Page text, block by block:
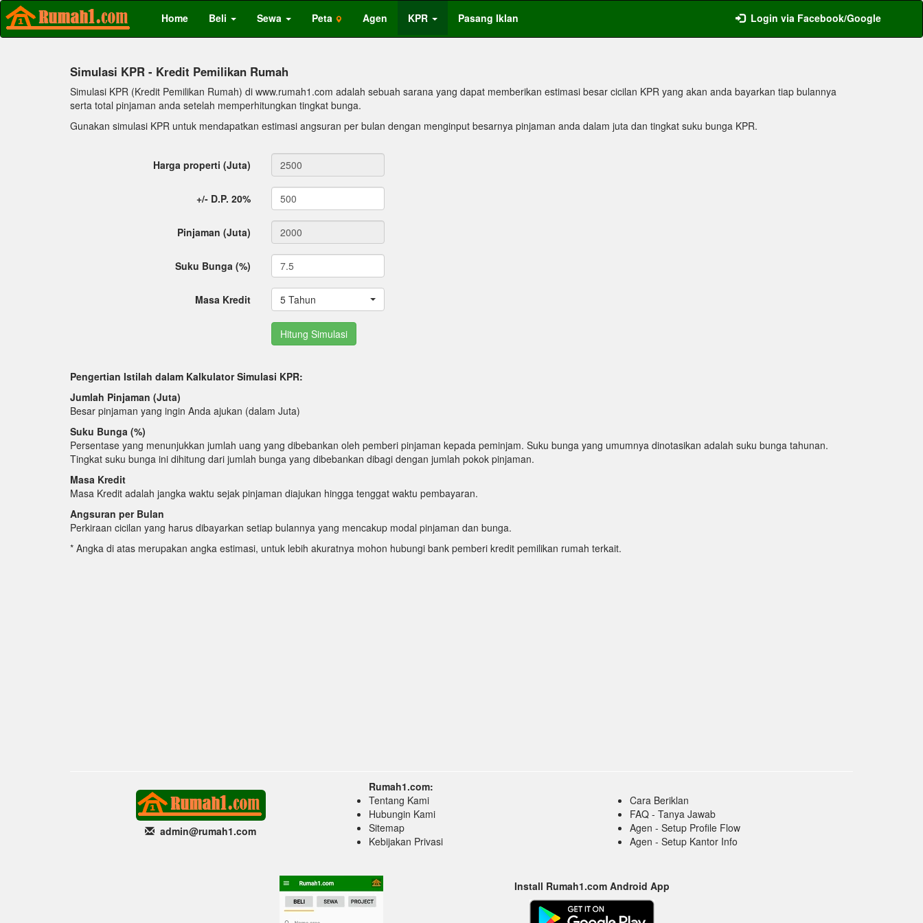
Home Beli Sewa Peta Agen KPR Pasang Iklan Login via Facebook/Google
Simulasi KPR - Kredit Pemilikan Rumah
Simulasi KPR (Kredit Pemilikan Rumah) di www.rumah1.com adalah sebuah sarana yang dapat memberikan estimasi besar cicilan KPR yang akan anda bayarkan tiap bulannya
serta total pinjaman anda setelah memperhitungkan tingkat bunga.
Gunakan simulasi KPR untuk mendapatkan estimasi angsuran per bulan dengan menginput besarnya pinjaman anda dalam juta dan tingkat suku bunga KPR.
Harga properti (Juta)
+/- D.P. 20%
Pinjaman (Juta)
Suku Bunga (%)
Masa Kredit 5 Tahun
Pengertian Istilah dalam Kalkulator Simulasi KPR:
Jumlah Pinjaman (Juta)
Besar pinjaman yang ingin Anda ajukan (dalam Juta)
Suku Bunga (%)
Persentase yang menunjukkan jumlah uang yang dibebankan oleh pemberi pinjaman kepada peminjam. Suku bunga yang umumnya dinotasikan adalah suku bunga tahunan.
Tingkat suku bunga ini dihitung dari jumlah bunga yang dibebankan dibagi dengan jumlah pokok pinjaman.
Masa Kredit
Masa Kredit adalah jangka waktu sejak pinjaman diajukan hingga tenggat waktu pembayaran.
Angsuran per Bulan
Perkiraan cicilan yang harus dibayarkan setiap bulannya yang mencakup modal pinjaman dan bunga.
* Angka di atas merupakan angka estimasi, untuk lebih akuratnya mohon hubungi bank pemberi kredit pemilikan rumah terkait.
admin@rumah1.com
Rumah1.com:
Tentang Kami
Hubungin Kami
Sitemap
Kebijakan Privasi
Cara Beriklan
FAQ - Tanya Jawab
Agen - Setup Profile Flow
Agen - Setup Kantor Info
Install Rumah1.com Android App